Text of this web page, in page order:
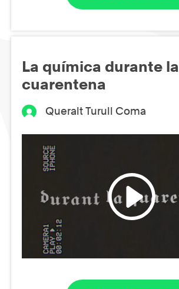
La química durante la
cuarentena
Queralt Turull Coma